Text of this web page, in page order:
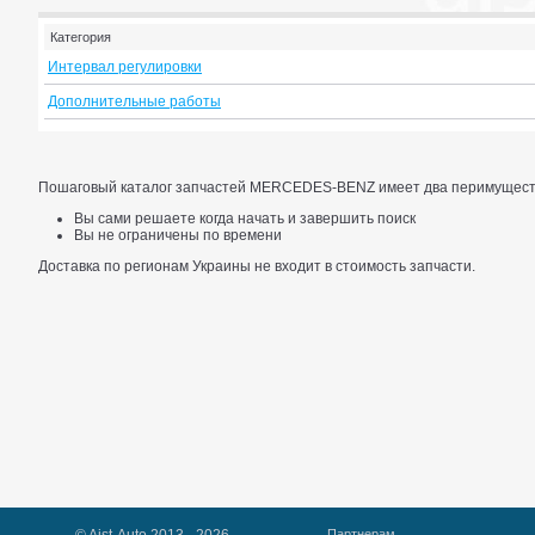
Категория
Интервал регулировки
Дополнительные работы
Пошаговый каталог запчастей MERCEDES-BENZ имеет два
Вы сами решаете когда начать и завершить поиск
Вы не ограничены по времени
Доставка по регионам Украины не входит в стоимость запчасти.